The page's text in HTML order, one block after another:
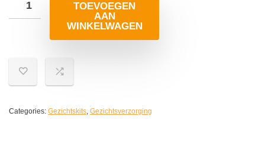
TOEVOEGEN
AAN
WINKELWAGEN
Categories: Gezichtskits, Gezichtsverzorging